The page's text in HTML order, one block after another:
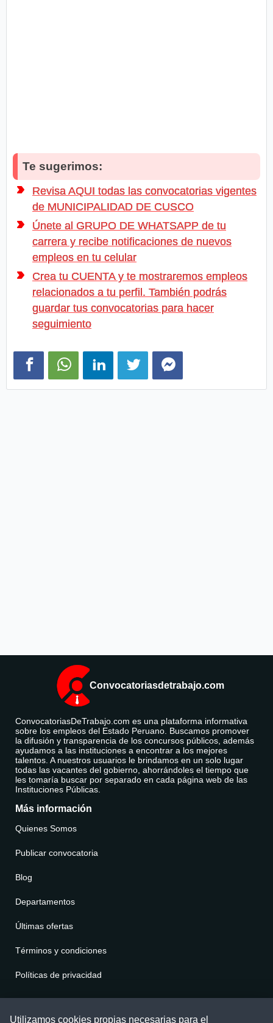
Te sugerimos:
Revisa AQUI todas las convocatorias vigentes
de MUNICIPALIDAD DE CUSCO
Únete al GRUPO DE WHATSAPP de tu
carrera y recibe notificaciones de nuevos
empleos en tu celular
Crea tu CUENTA y te mostraremos empleos
relacionados a tu perfil. También podrás
guardar tus convocatorias para hacer
seguimiento
Convocatoriasdetrabajo.com
ConvocatoriasDeTrabajo.com es una plataforma informativa
sobre los empleos del Estado Peruano. Buscamos promover
la difusión y transparencia de los concursos públicos, además
ayudamos a las instituciones a encontrar a los mejores
talentos. A nuestros usuarios le brindamos en un solo lugar
todas las vacantes del gobierno, ahorrándoles el tiempo que
les tomaría buscar por separado en cada página web de las
Instituciones Públicas.
Más información
Quienes Somos
Publicar convocatoria
Blog
Departamentos
Últimas ofertas
Términos y condiciones
Políticas de privacidad
Utilizamos cookies propias necesarias para el